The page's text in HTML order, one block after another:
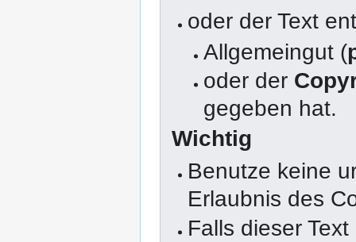
oder der Text
Allgemeingut (
oder der
gegeben hat.
Wichtig
Benutze keine
Erlaubnis des
Falls dieser